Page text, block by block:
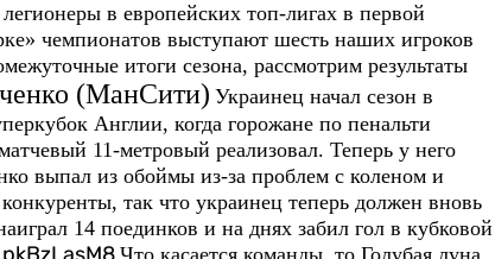
в европейских топ-лигах в первой
чемпионатов выступают шесть наших игроков
итоги сезона, рассмотрим результаты
(МанСити) Украинец начал сезон в
Англии, когда горожане по пенальти
11-метровый реализовал. Теперь у него
выпал из обоймы из-за проблем с коленом и
так что украинец теперь должен вновь
14 поединков и на днях забил гол в кубковой